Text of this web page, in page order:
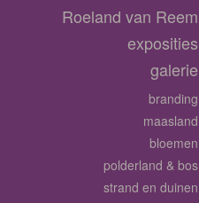
Roeland van Reem
exposities
galerie
branding
maasland
bloemen
polderland & bos
strand en duinen